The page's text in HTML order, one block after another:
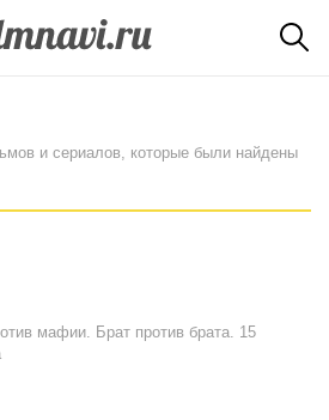
и сериалов, которые были найдены
мафии. Брат против брата. 15